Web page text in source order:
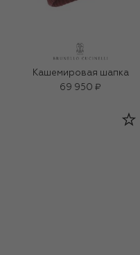
Кашемировая шапка
69 950 ₽